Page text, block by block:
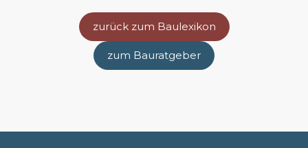
zurück zum Baulexikon
zum Bauratgeber